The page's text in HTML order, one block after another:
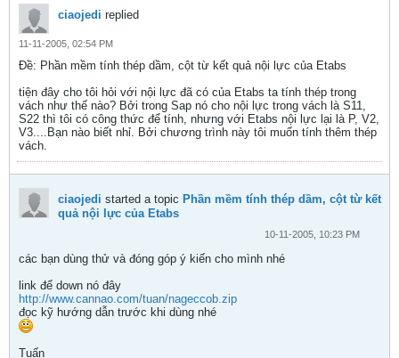
ciaojedi replied
11-11-2005, 02:54 PM
Ðề: Phần mềm tính thép dầm, cột từ kết quả nội lực của Etabs
tiện đây cho tôi hỏi với nội lực đã có của Etabs ta tính thép trong
vách như thế nào? Bởi trong Sap nó cho nội lực trong vách là S11,
S22 thì tôi có công thức để tính, nhưng với Etabs nội lực lại là P, V2,
V3....Bạn nào biết nhỉ. Bởi chương trình này tôi muốn tính thêm thép
vách.
ciaojedi started a topic Phần mềm tính thép dầm, cột từ kết
quả nội lực của Etabs
10-11-2005, 10:23 PM
các bạn dùng thử và đóng góp ý kiến cho mình nhé
link để down nó đây
http://www.cannao.com/tuan/nageccob.zip
đọc kỹ hướng dẫn trước khi dùng nhé
Tuấn